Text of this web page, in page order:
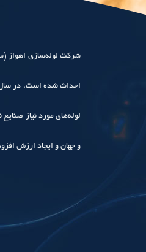
و جهان و ایجاد ارزش